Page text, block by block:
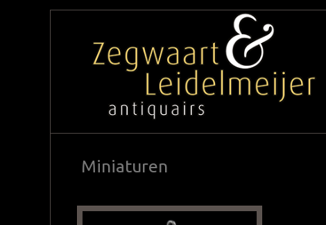
Miniaturen